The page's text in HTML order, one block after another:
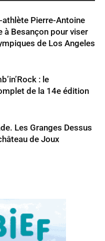
Pierre-Antoine
à Besançon pour viser
de Los Angeles
: le
de la 14e édition
Les Granges Dessus
de Joux